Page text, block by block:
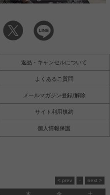
返品・キャンセルについて
よくあるご質問
メールマガジン登録/解除
サイト利用規約
個人情報保護
木 金 土